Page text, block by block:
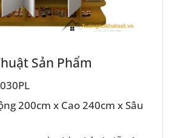
Sản Phẩm
030PL
200cm x Cao 240cm x Sâu